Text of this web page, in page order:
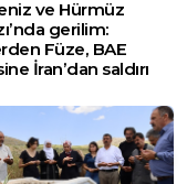
ve Hürmüz
gerilim:
Füze, BAE
İran’dan saldırı